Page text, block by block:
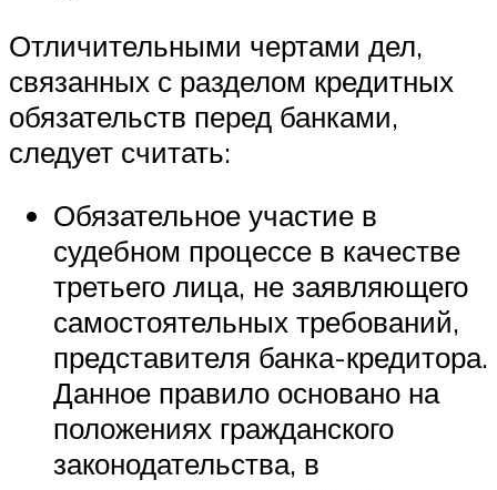
Отличительными чертами дел,
связанных с разделом кредитных
обязательств перед банками,
следует считать:
Обязательное участие в
судебном процессе в качестве
третьего лица, не заявляющего
самостоятельных требований,
представителя банка-кредитора.
Данное правило основано на
положениях гражданского
законодательства, в